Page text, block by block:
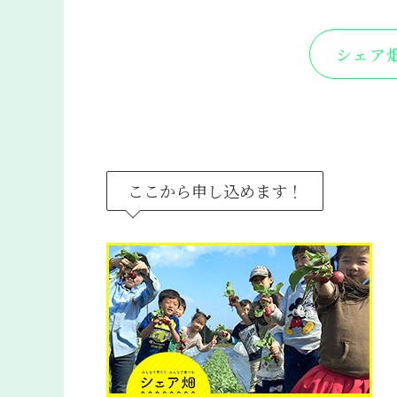
シェア
ここから申し込めます！